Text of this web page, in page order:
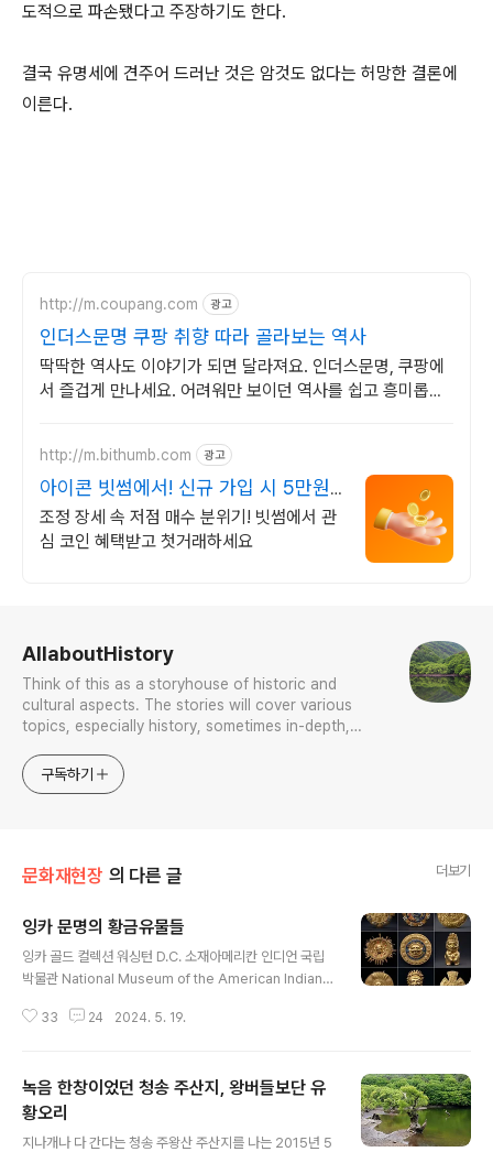
도적으로 파손됐다고 주장하기도 한다.
결국 유명세에 견주어 드러난 것은 암것도 없다는 허망한 결론에
이른다.
http://m.coupang.com 광고
인더스문명 쿠팡 취향 따라 골라보는 역사
딱딱한 역사도 이야기가 되면 달라져요. 인더스문명, 쿠팡에
서 즐겁게 만나세요. 어려워만 보이던 역사를 쉽고 흥미롭게!
http://m.bithumb.com 광고
아이콘 빗썸에서! 신규 가입 시 5만원
혜택
조정 장세 속 저점 매수 분위기! 빗썸에서 관
심 코인 혜택받고 첫거래하세요
AllaboutHistory
Think of this as a storyhouse of historic and
cultural aspects. The stories will cover various
topics, especially history, sometimes in-depth,
approach will be to resist any common sense or
generalized viewpoint
구독하기
문화재현장 의 다른 글 더보기
잉카 문명의 황금유물들
잉카 골드 컬렉션 워싱턴 D.C. 소재아메리칸 인디언 국립
박물관 National Museum of the American Indian
은 다양할 수 있지만 미국 여러 박물관에는 잉카 문명의 놀
문화와 장인 정신에 대한 통찰력을 제공한다고. 그렇다니
믿어줄 수밖에. 한데 왜 맥없이 무너졌을까?
33 24 2024. 5. 19.
녹음 한창이었던 청송 주산지, 왕버들보단 유
황오리
지나개나 다 간다는 청송 주왕산 주산지를 나는 2015년 5